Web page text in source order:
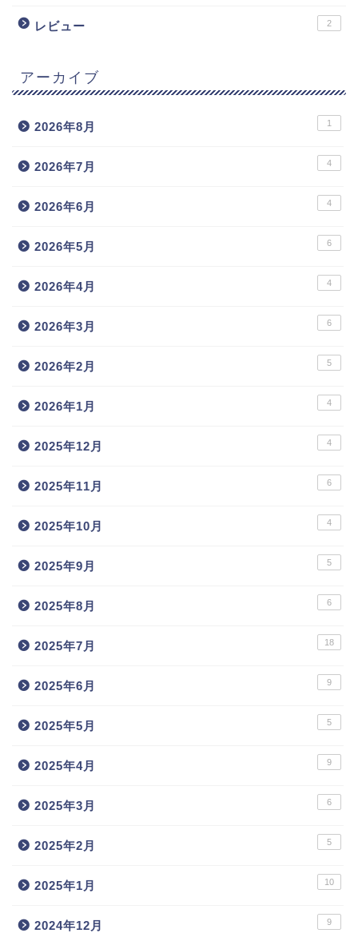
レビュー 2
アーカイブ
2026年8月 1
2026年7月 4
2026年6月 4
2026年5月 6
2026年4月 4
2026年3月 6
2026年2月 5
2026年1月 4
2025年12月 4
2025年11月 6
2025年10月 4
2025年9月 5
2025年8月 6
2025年7月 18
2025年6月 9
2025年5月 5
2025年4月 9
2025年3月 6
2025年2月 5
2025年1月 10
2024年12月 9